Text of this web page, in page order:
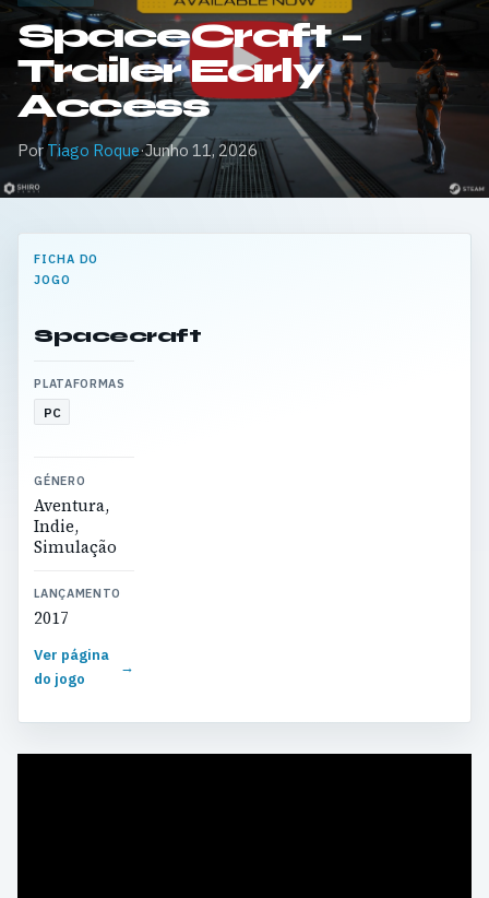
SpaceCraft –
Trailer Early
Access
PorTiago Roque·Junho 11, 2026
FICHA DO
JOGO
Spacecraft
PLATAFORMAS
PC
GÉNERO
Aventura,
Indie,
Simulação
LANÇAMENTO
2017
Ver página
do jogo
→